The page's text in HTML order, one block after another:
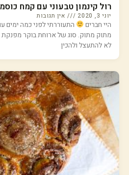
רול קינמון טבעוני עם קמח
יוני 3, 2020 אין תגובות
היי חברים
התעוררתי לפני כמה
מתוק מתוק. סוג של ארוחת בוקר
לא להתעצל ולהכין